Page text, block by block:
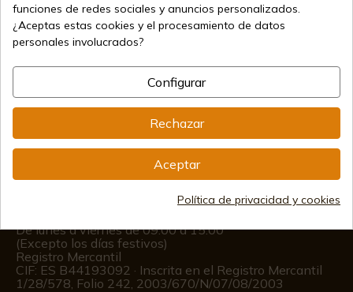
Información
info@aceros-de-hispania.com
(+34)978 877 088
(+34)676 850 364
De lunes a viernes de 09:00 a 15:00
(Excepto los días festivos)
Registro Mercantil
CIF: ES B44193092 · Inscrita en el Registro Mercantil
1/28/578, Folio 242, 2003/670/N/07/08/2003
funciones de redes sociales y anuncios personalizados.
¿Aceptas estas cookies y el procesamiento de datos
personales involucrados?
Configurar
Rechazar
Aceptar
Política de privacidad y cookies